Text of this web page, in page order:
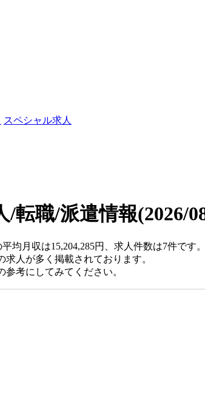
スペシャル求人
/転職/派遣情報(2026/
均月収は15,204,285円、求人件数は7件です
人が多く掲載されております。
考にしてみてください。